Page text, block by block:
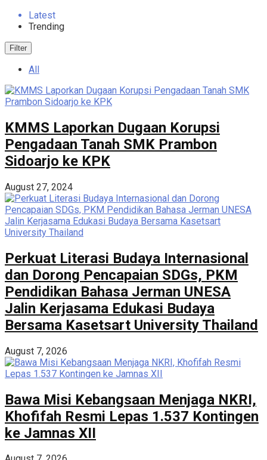
Latest
Trending
Filter
All
KMMS Laporkan Dugaan Korupsi
Pengadaan Tanah SMK Prambon
Sidoarjo ke KPK
August 27, 2024
Perkuat Literasi Budaya Internasional
dan Dorong Pencapaian SDGs, PKM
Pendidikan Bahasa Jerman UNESA
Jalin Kerjasama Edukasi Budaya
Bersama Kasetsart University Thailand
August 7, 2026
Bawa Misi Kebangsaan Menjaga NKRI,
Khofifah Resmi Lepas 1.537 Kontingen
ke Jamnas XII